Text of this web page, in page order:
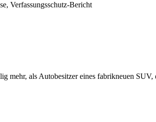
Verfassungsschutz-Bericht
als Autobesitzer eines fabrikneuen SUV,